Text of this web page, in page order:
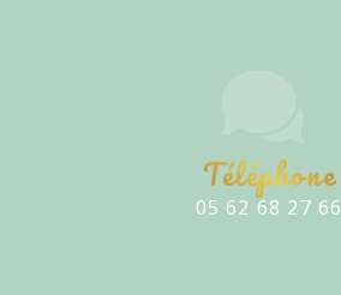
Téléphone
05 62 68 27 66